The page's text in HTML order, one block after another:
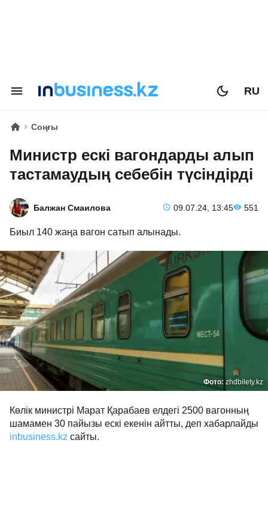
RU
Соңғы
Министр ескі вагондарды алып
тастамаудың себебін түсіндірді
Балжан Смаилова 09.07.24, 13:45 551
Биыл 140 жаңа вагон сатып алынады.
Фото: zhdbilety.kz
Көлік министрі Марат Қарабаев елдегі 2500 вагонның
шамамен 30 пайызы ескі екенін айтты, деп хабарлайды
inbusiness.kz сайты.